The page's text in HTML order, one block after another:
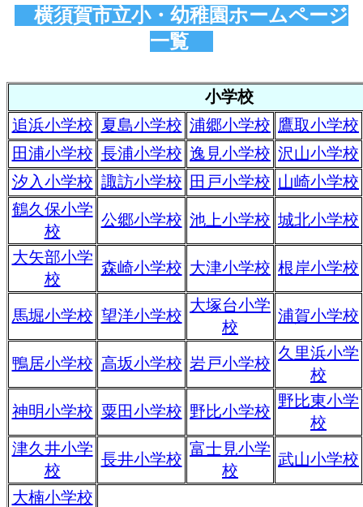
横須賀市立小・幼稚園ホームページ
一覧
小学校
追浜小学校 夏島小学校 浦郷小学校 鷹取小学校
田浦小学校 長浦小学校 逸見小学校 沢山小学校
汐入小学校 諏訪小学校 田戸小学校 山崎小学校
鶴久保小学
校
公郷小学校 池上小学校 城北小学校
大矢部小学
校
森崎小学校 大津小学校 根岸小学校
馬堀小学校 望洋小学校
大塚台小学
校
浦賀小学校
鴨居小学校 高坂小学校 岩戸小学校
久里浜小学
校
神明小学校 粟田小学校 野比小学校
野比東小学
校
津久井小学
校
長井小学校
富士見小学
校
武山小学校
大楠小学校